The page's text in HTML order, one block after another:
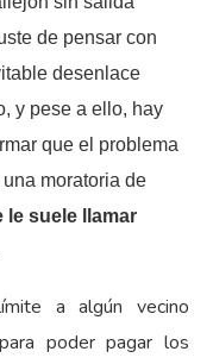
de pensar con
desenlace
y pese a ello, hay
que el problema
moratoria de
le suele llamar
a algún vecino
poder pagar los